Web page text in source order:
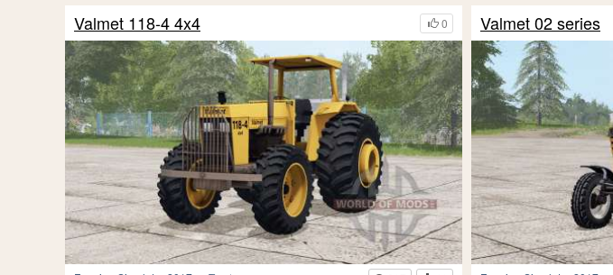
0
Valmet 118-4 4x4 Valmet 02 series